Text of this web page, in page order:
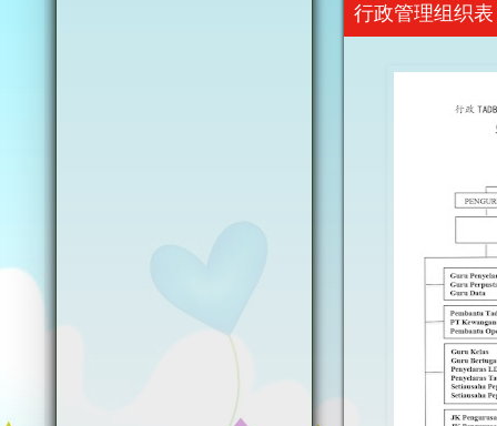
行政管理组织